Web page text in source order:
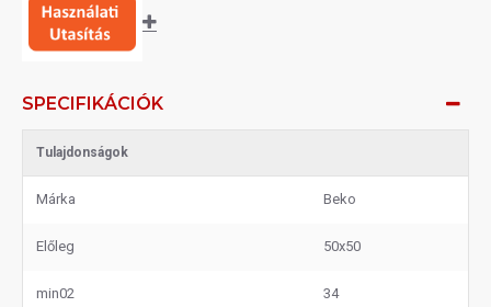
SPECIFIKÁCIÓK
Tulajdonságok
Márka Beko
Előleg 50x50
min02 34